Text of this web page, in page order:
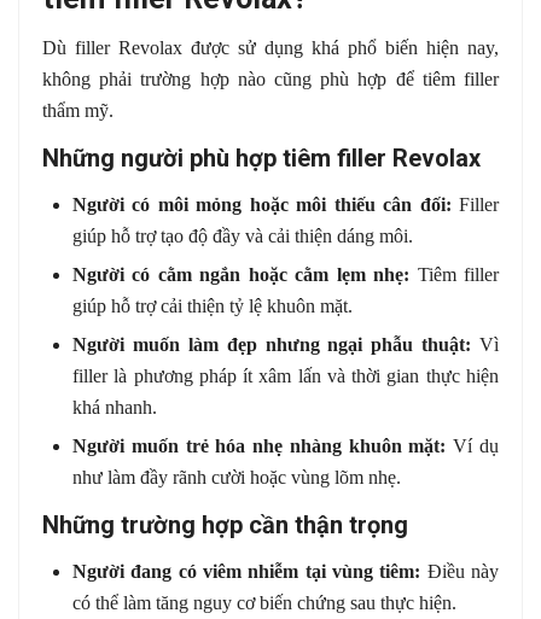
Dù filler Revolax được sử dụng khá phổ biến hiện nay,
không phải trường hợp nào cũng phù hợp để tiêm filler
thẩm mỹ.
Những người phù hợp tiêm filler Revolax
Người có môi mỏng hoặc môi thiếu cân đối: Filler
giúp hỗ trợ tạo độ đầy và cải thiện dáng môi.
Người có cằm ngắn hoặc cằm lẹm nhẹ: Tiêm filler
giúp hỗ trợ cải thiện tỷ lệ khuôn mặt.
Người muốn làm đẹp nhưng ngại phẫu thuật: Vì
filler là phương pháp ít xâm lấn và thời gian thực hiện
khá nhanh.
Người muốn trẻ hóa nhẹ nhàng khuôn mặt: Ví dụ
như làm đầy rãnh cười hoặc vùng lõm nhẹ.
Những trường hợp cần thận trọng
Người đang có viêm nhiễm tại vùng tiêm: Điều này
có thể làm tăng nguy cơ biến chứng sau thực hiện.